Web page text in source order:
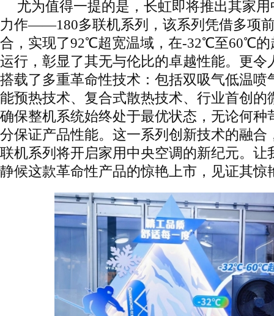
尤为值得一提的是，长虹即将推出其家
力作——180多联机系列，该系列凭借多项
合，实现了92℃超宽温域，在-32℃至60℃的
运行，彰显了其无与伦比的卓越性能。更令
搭载了多重革命性技术：包括双吸气低温喷
能预热技术、复合式散热技术、行业首创的
确保整机系统始终处于最优状态，无论何种
分保证产品性能。这一系列创新技术的融合
联机系列将开启家用中央空调的新纪元。让
静候这款革命性产品的惊艳上市，见证其惊